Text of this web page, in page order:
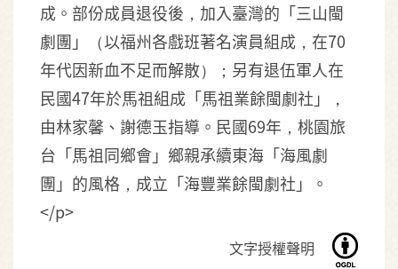
成。部份成員退役後，加入臺灣的「三山閩
劇團」（以福州各戲班著名演員組成，在70
年代因新血不足而解散）；另有退伍軍人在
民國47年於馬祖組成「馬祖業餘閩劇社」，
由林家馨、謝德玉指導。民國69年，桃園旅
台「馬祖同鄉會」鄉親承續東海「海風劇
團」的風格，成立「海豐業餘閩劇社」。
</p>
文字授權聲明